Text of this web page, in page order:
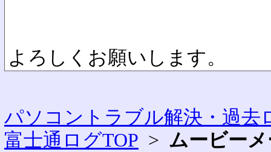
よろしくお願いします。
パソコントラブル解決・過去
富士通ログTOP > ムービー